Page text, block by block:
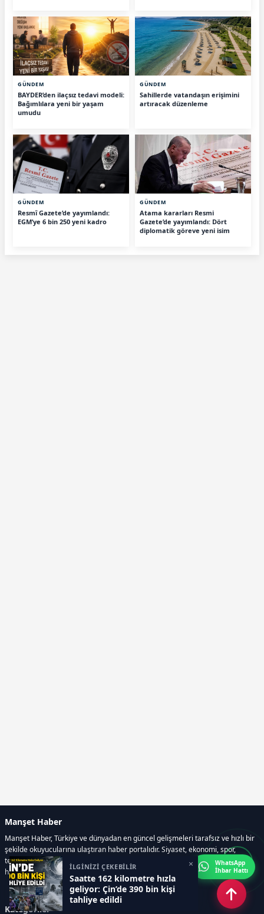
GÜNDEM
BAYDER’den ilaçsız tedavi modeli:
Bağımlılara yeni bir yaşam
umudu
GÜNDEM
Sahillerde vatandaşın erişimini
artıracak düzenleme
GÜNDEM
Resmî Gazete’de yayımlandı:
EGM’ye 6 bin 250 yeni kadro
GÜNDEM
Atama kararları Resmi
Gazete’de yayımlandı: Dört
diplomatik göreve yeni isim
İLGİNİZİ ÇEKEBİLİR
Saatte 162 kilometre hızla
geliyor: Çin’de 390 bin kişi
tahliye edildi
×
Manşet Haber
Manşet Haber, Türkiye ve dünyadan en güncel gelişmeleri tarafsız ve hızlı bir
şekilde okuyucularına ulaştıran haber portalıdır. Siyaset, ekonomi, spor,
teknoloji, kültür-sanat ve yaşam kategorilerinde doğru, güvenilir ve anlık
haberler sunar.
Kategoriler
WhatsApp
İhbar Hattı